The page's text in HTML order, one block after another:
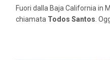
Fuori dalla Baja California in
chiamata Todos Santos.